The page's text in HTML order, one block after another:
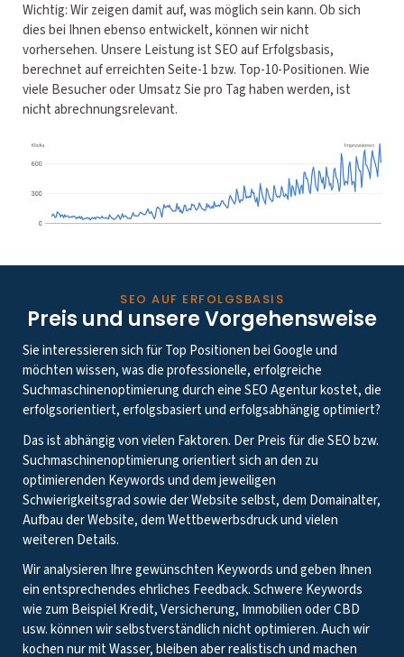
Wichtig: Wir zeigen damit auf, was möglich sein kann. Ob sich
dies bei Ihnen ebenso entwickelt, können wir nicht
vorhersehen. Unsere Leistung ist SEO auf Erfolgsbasis,
berechnet auf erreichten Seite-1 bzw. Top-10-Positionen. Wie
viele Besucher oder Umsatz Sie pro Tag haben werden, ist
nicht abrechnungsrelevant.
SEO AUF ERFOLGSBASIS
Preis und unsere Vorgehensweise
Sie interessieren sich für Top Positionen bei Google und
möchten wissen, was die professionelle, erfolgreiche
Suchmaschinenoptimierung durch eine SEO Agentur kostet, die
erfolgsorientiert, erfolgsbasiert und erfolgsabhängig optimiert?
Das ist abhängig von vielen Faktoren. Der Preis für die SEO bzw.
Suchmaschinenoptimierung orientiert sich an den zu
optimierenden Keywords und dem jeweiligen
Schwierigkeitsgrad sowie der Website selbst, dem Domainalter,
Aufbau der Website, dem Wettbewerbsdruck und vielen
weiteren Details.
Wir analysieren Ihre gewünschten Keywords und geben Ihnen
ein entsprechendes ehrliches Feedback. Schwere Keywords
wie zum Beispiel Kredit, Versicherung, Immobilien oder CBD
usw. können wir selbstverständlich nicht optimieren. Auch wir
kochen nur mit Wasser, bleiben aber realistisch und machen